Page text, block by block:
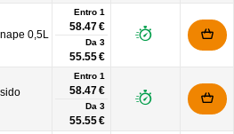
0,5L
Entro 1
58.47 €
Da 3
55.55 €
Entro 1
58.47 €
Da 3
55.55 €